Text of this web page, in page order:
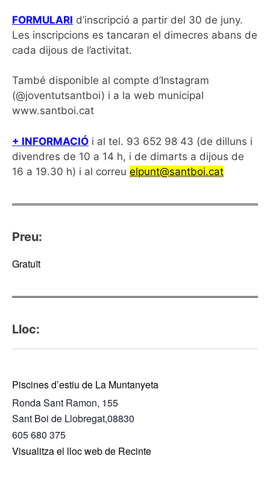
FORMULARI d’inscripció a partir del 30 de juny.
Les inscripcions es tancaran el dimecres abans de
cada dijous de l’activitat.
També disponible al compte d’Instagram
(@joventutsantboi) i a la web municipal
www.santboi.cat
+ INFORMACIÓ i al tel. 93 652 98 43 (de dilluns i
divendres de 10 a 14 h, i de dimarts a dijous de
16 a 19.30 h) i al correu elpunt@santboi.cat
Preu:
Gratuït
Lloc:
Piscines d’estiu de La Muntanyeta
Ronda Sant Ramon, 155
Sant Boi de Llobregat,08830
605 680 375
Visualitza el lloc web de Recinte